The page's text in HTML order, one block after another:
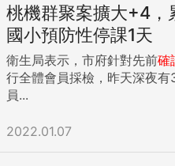
桃機群聚案擴大+4，
國小預防性停課1天
衛生局表示，市府針對先前確
行全體會員採檢，昨天深夜有
員...
2022.01.07